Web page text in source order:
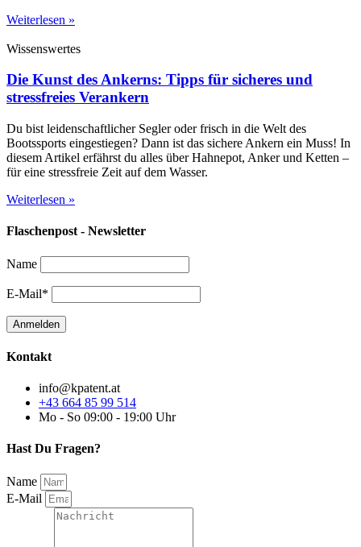
Weiterlesen »
Wissenswertes
Die Kunst des Ankerns: Tipps für sicheres und
stressfreies Verankern
Du bist leidenschaftlicher Segler oder frisch in die Welt des
Bootssports eingestiegen? Dann ist das sichere Ankern ein Muss! In
diesem Artikel erfährst du alles über Hahnepot, Anker und Ketten –
für eine stressfreie Zeit auf dem Wasser.
Weiterlesen »
Flaschenpost - Newsletter
Name
E-Mail*
Kontakt
info@kpatent.at
+43 664 85 99 514
Mo - So 09:00 - 19:00 Uhr
Hast Du Fragen?
Name
E-Mail